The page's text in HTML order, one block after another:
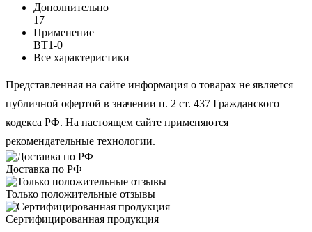
Дополнительно
17
Применение
ВТ1-0
Все характеристики
Представленная на сайте информация о товарах не является
публичной офертой в значении п. 2 ст. 437 Гражданского
кодекса РФ. На настоящем сайте применяются
рекомендательные технологии.
Доставка по РФ
Только положительные отзывы
Сертифицированная продукция